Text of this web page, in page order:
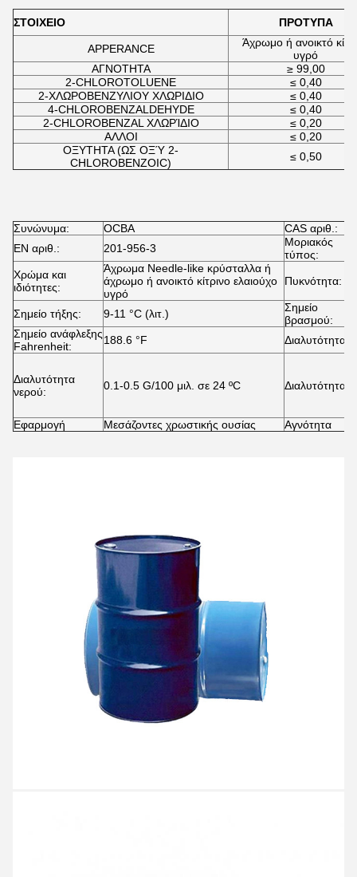
ΣΤΟΙΧΕΙΟ ΠΡΟΤΥΠΑ
APPERANCE
Άχρωμο ή ανοικτό
υγρό
ΑΓΝΟΤΗΤΑ
≥ 99,00
2-CHLOROTOLUENE
≤ 0,40
2-ΧΛΩΡΟΒΕΝΖΥΛΙΟΥ ΧΛΩΡΙΔΙΟ
≤ 0,40
4-CHLOROBENZALDEHYDE
≤ 0,40
2-CHLOROBENZAL ΧΛΩΡΊΔΙΟ
≤ 0,20
ΑΛΛΟΙ
≤ 0,20
ΟΞΥΤΗΤΑ (ΩΣ ΟΞΎ 2-
CHLOROBENZOIC)
≤ 0,50
Συνώνυμα: OCBA CAS αριθ.:
EN αριθ.:
201-956-3
Μοριακός
τύπος:
Χρώμα και
ιδιότητες:
Άχρωμα Needle-like κρύσταλλα ή
άχρωμο ή ανοικτό κίτρινο ελαιούχο
υγρό
Πυκνότητα:
Σημείο τήξης: 9-11 °C (λιτ.)
Σημείο
βρασμού:
Σημείο ανάφλεξης
Fahrenheit:
188.6 °F Διαλυτότητα:
Διαλυτότητα
νερού:
0.1-0.5 G/100 μιλ. σε 24 ºC Διαλυτότητα:
Εφαρμογή
Μεσάζοντες χρωστικής ουσίας Αγνότητα